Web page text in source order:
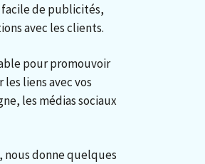
de publicités,
avec les clients.
pour promouvoir
liens avec vos
les médias sociaux
nous donne quelques